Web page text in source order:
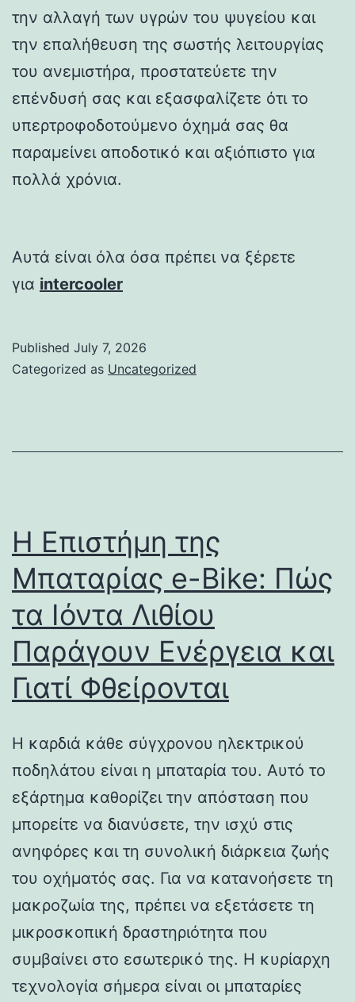
την αλλαγή των υγρών του ψυγείου και
την επαλήθευση της σωστής λειτουργίας
του ανεμιστήρα, προστατεύετε την
επένδυσή σας και εξασφαλίζετε ότι το
υπερτροφοδοτούμενο όχημά σας θα
παραμείνει αποδοτικό και αξιόπιστο για
πολλά χρόνια.
Αυτά είναι όλα όσα πρέπει να ξέρετε
για intercooler
Published July 7, 2026
Categorized as Uncategorized
Η Επιστήμη της
Μπαταρίας e-Bike: Πώς
τα Ιόντα Λιθίου
Παράγουν Ενέργεια και
Γιατί Φθείρονται
Η καρδιά κάθε σύγχρονου ηλεκτρικού
ποδηλάτου είναι η μπαταρία του. Αυτό το
εξάρτημα καθορίζει την απόσταση που
μπορείτε να διανύσετε, την ισχύ στις
ανηφόρες και τη συνολική διάρκεια ζωής
του οχήματός σας. Για να κατανοήσετε τη
μακροζωία της, πρέπει να εξετάσετε τη
μικροσκοπική δραστηριότητα που
συμβαίνει στο εσωτερικό της. Η κυρίαρχη
τεχνολογία σήμερα είναι οι μπαταρίες